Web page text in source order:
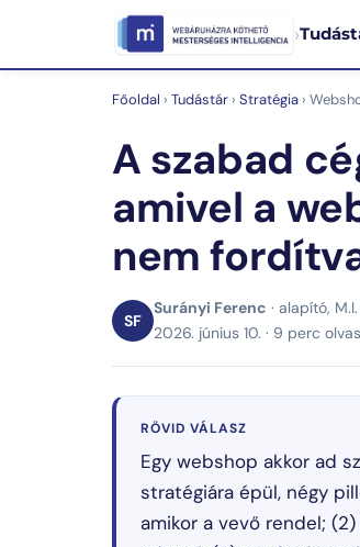
›
Főoldal › Tudástár › Stratégia ›
A szabad
amivel a
nem
SF
Surányi Ferenc · alapító,
2026. június 10. · 9 perc
RÖVID VÁLASZ
Egy webshop akkor ad
stratégiára épül, négy
amikor a vevő rendel; (2)